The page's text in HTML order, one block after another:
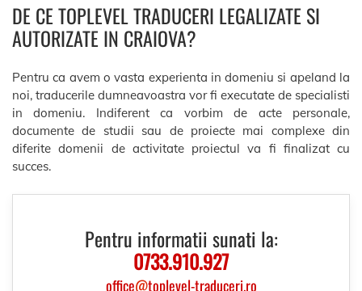
DE CE TOPLEVEL TRADUCERI LEGALIZATE SI
AUTORIZATE IN CRAIOVA?
Pentru ca avem o vasta experienta in domeniu si apeland la
noi, traducerile dumneavoastra vor fi executate de specialisti
in domeniu. Indiferent ca vorbim de acte personale,
documente de studii sau de proiecte mai complexe din
diferite domenii de activitate proiectul va fi finalizat cu
succes.
Pentru informatii sunati la:
0733.910.927
office@toplevel-traduceri.ro